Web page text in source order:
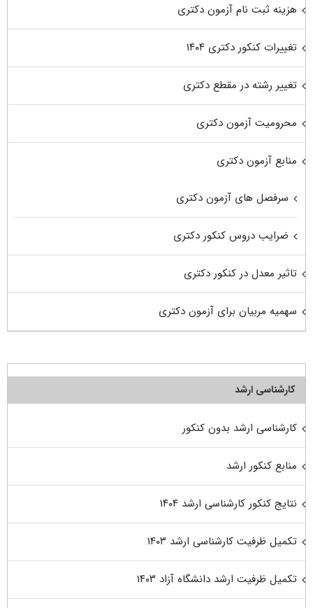
هزینه ثبت نام آزمون دکتری
تغییرات کنکور دکتری ۱۴۰۴
تغییر رشته در مقطع دکتری
محرومیت آزمون دکتری
منابع آزمون دکتری
سرفصل های آزمون دکتری
ضرایب دروس کنکور دکتری
تاثیر معدل در کنکور دکتری
سهمیه مربیان برای آزمون دکتری
کارشناسی ارشد
کارشناسی ارشد بدون کنکور
منابع کنکور ارشد
نتایج کنکور کارشناسی ارشد ۱۴۰۴
تکمیل ظرفیت کارشناسی ارشد ۱۴۰۳
تکمیل ظرفیت ارشد دانشگاه آزاد ۱۴۰۳